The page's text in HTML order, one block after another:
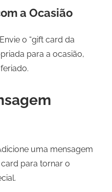
a Ocasião
Envie o “gift card da
para a ocasião,
uma mensagem
para tornar o